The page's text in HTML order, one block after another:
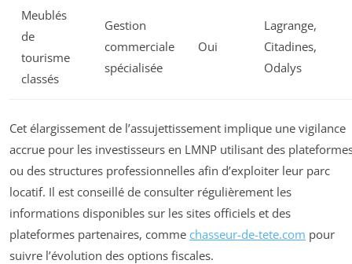
Meublés
de
tourisme
classés
Gestion
commerciale
spécialisée
Oui
Lagrange,
Citadines,
Odalys
Cet élargissement de l’assujettissement implique une vigilance
accrue pour les investisseurs en LMNP utilisant des
ou des structures professionnelles afin d’exploiter leur parc
locatif. Il est conseillé de consulter régulièrement les
informations disponibles sur les sites officiels et des
plateformes partenaires, comme chasseur-de-tete.com pour
suivre l’évolution des options fiscales.